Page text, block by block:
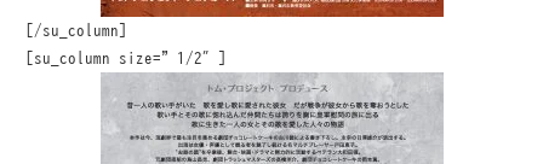
[/su_column]
[su_column size=”1/2″]